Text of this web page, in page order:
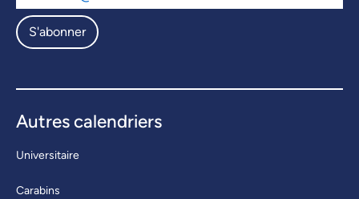
S'abonner
Autres calendriers
Universitaire
Carabins